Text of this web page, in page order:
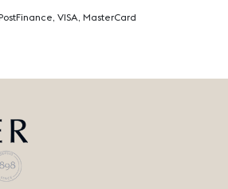
VISA, MasterCard